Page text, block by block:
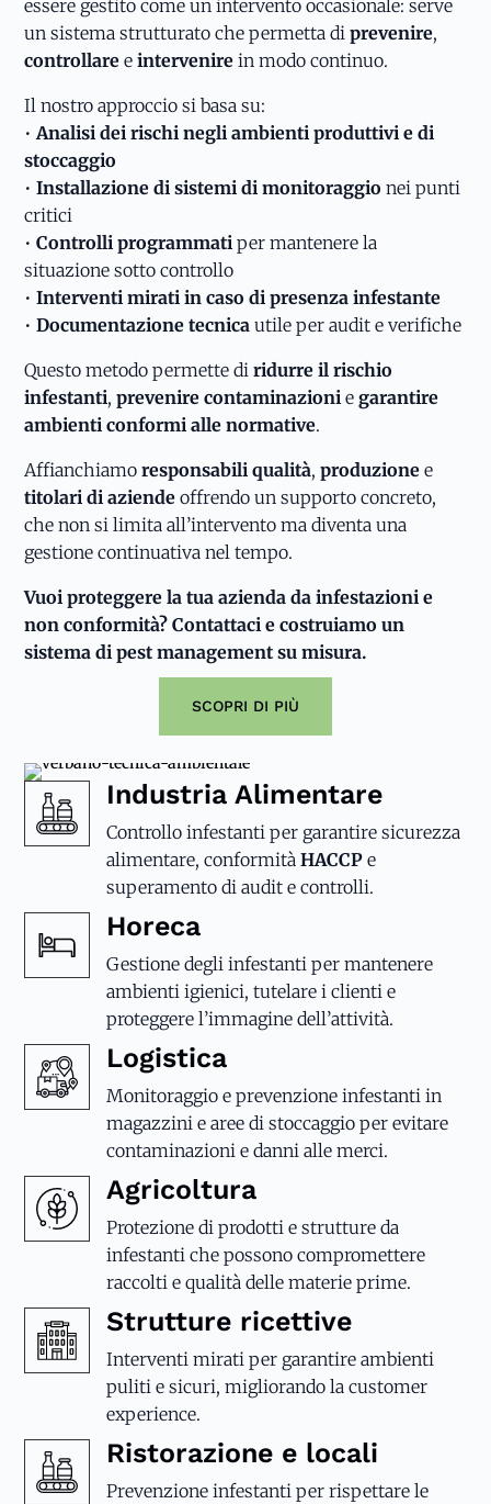
essere gestito come un intervento occasionale: serve
un sistema strutturato che permetta diprevenire,
controllare eintervenirein modo continuo.
Il nostro approccio si basa su:
•Analisi dei rischi negli ambienti produttivi e di
stoccaggio
•Installazione di sistemi di monitoraggio nei punti
critici
•Controlli programmati per mantenere la
situazione sotto controllo
•Interventi mirati in caso di presenza infestante
•Documentazione tecnica utile per audit e verifiche
Questo metodo permette diridurre il rischio
infestanti,prevenire contaminazioni egarantire
ambienti conformi alle normative.
Affianchiamoresponsabili qualità,produzione e
titolari di aziende offrendo un supporto concreto,
che non si limita all’intervento ma diventa una
gestione continuativa nel tempo.
Vuoi proteggere la tua azienda da infestazioni e
non conformità? Contattaci e costruiamo un
sistema di pest management su misura.
SCOPRI DI PIÙ
Industria Alimentare
Controllo infestanti per garantire sicurezza
alimentare, conformitàHACCP e
superamento di audit e controlli.
Horeca
Gestione degli infestanti per mantenere
ambienti igienici, tutelare i clienti e
proteggere l’immagine dell’attività.
Logistica
Monitoraggio e prevenzione infestanti in
magazzini e aree di stoccaggio per evitare
contaminazioni e danni alle merci.
Agricoltura
Protezione di prodotti e strutture da
infestanti che possono compromettere
raccolti e qualità delle materie prime.
Strutture ricettive
Interventi mirati per garantire ambienti
puliti e sicuri, migliorando la customer
experience.
Ristorazione e locali
Prevenzione infestanti per rispettare le